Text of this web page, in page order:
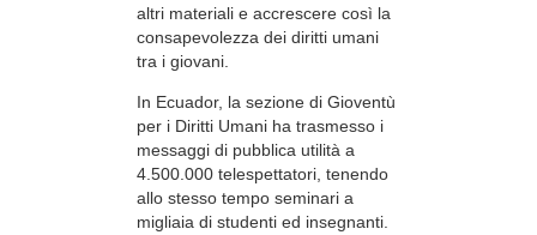
altri materiali e accrescere così la
consapevolezza dei diritti umani
tra i giovani.
In Ecuador, la sezione di Gioventù
per i Diritti Umani ha trasmesso i
messaggi di pubblica utilità a
4.500.000 telespettatori, tenendo
allo stesso tempo seminari a
migliaia di studenti ed insegnanti.